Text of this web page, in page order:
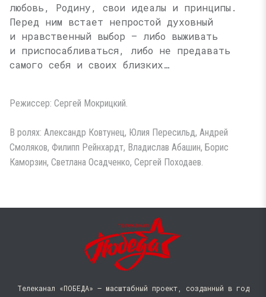
любовь, Родину, свои идеалы и принципы.
Перед ним встает непростой духовный
и нравственный выбор — либо выживать
и приспосабливаться, либо не предавать
самого себя и своих близких…
Режиссер: Сергей Мокрицкий.
В ролях: Александр Ковтунец, Юлия Пересильд, Андрей
Смоляков, Филипп Рейнхардт, Владислав Абашин, Борис
Каморзин, Светлана Осадченко, Сергей Походаев.
Телеканал «ПОБЕДА» — масштабный проект, созданный в год